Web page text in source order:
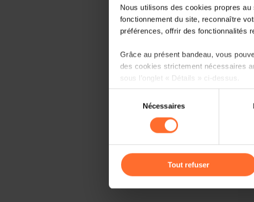
Nous utilisons des cookies propres
fonctionnement du site, reconnaître
préférences, offrir des fonctionnalités
Grâce au présent bandeau, vous
des cookies strictement nécessaires
sous l’onglet « Détails » ci-dessus.
Il est précisé que la navigation sur le
sociaux, sauvegarde des préférences
cas de refus de tous les cookies ou
gauche de chaque page.
consentement
Nécessaires
Tout refuser